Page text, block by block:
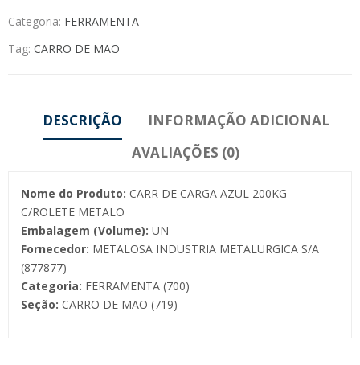
Categoria: FERRAMENTA
Tag: CARRO DE MAO
DESCRIÇÃO
INFORMAÇÃO ADICIONAL
AVALIAÇÕES (0)
Nome do Produto: CARR DE CARGA AZUL 200KG
C/ROLETE METALO
Embalagem (Volume): UN
Fornecedor: METALOSA INDUSTRIA METALURGICA S/A
(877877)
Categoria: FERRAMENTA (700)
Seção: CARRO DE MAO (719)